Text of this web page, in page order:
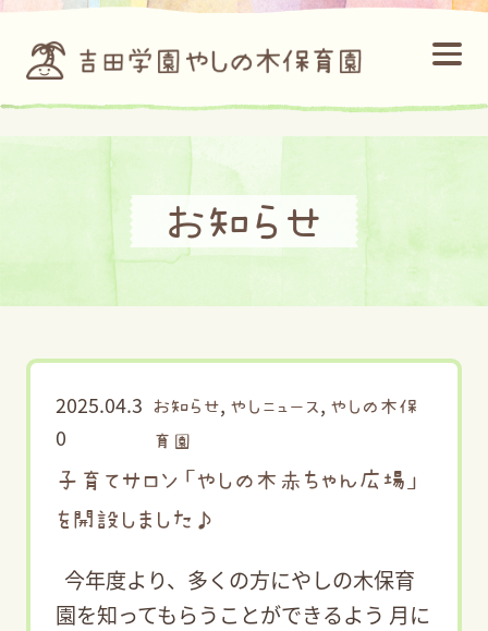
お知らせ
2025.04.3
0
お知らせ, やしニュース, やしの木保
育園
子育てサロン「やしの木赤ちゃん広場」
を開設しました♪
今年度より、多くの方にやしの木保育
園を知ってもらうことができるよう 月に